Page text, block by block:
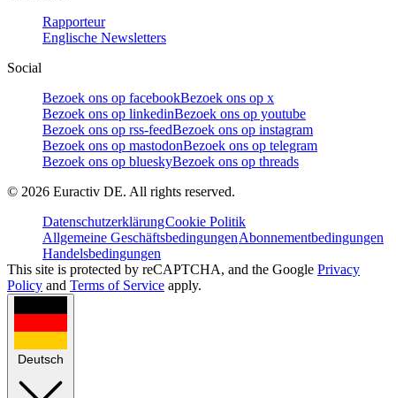
Rapporteur
Englische Newsletters
Social
Bezoek ons op facebookBezoek ons op x
Bezoek ons op linkedinBezoek ons op youtube
Bezoek ons op rss-feedBezoek ons op instagram
Bezoek ons op mastodonBezoek ons op telegram
Bezoek ons op blueskyBezoek ons op threads
© 2026 Euractiv DE. All rights reserved.
DatenschutzerklärungCookie Politik
Allgemeine GeschäftsbedingungenAbonnementbedingungen
Handelsbedingungen
This site is protected by reCAPTCHA, and the Google Privacy
Policy and Terms of Service apply.
Deutsch